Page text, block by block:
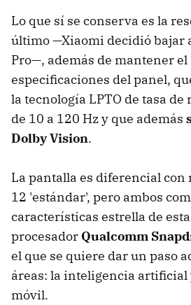
Lo que sí se conserva es la
último —Xiaomi decidió bajar
Pro—, además de mantener el
especificaciones del panel,
la tecnología LPTO de tasa
de 10 a 120 Hz y que además
Dolby Vision.
La pantalla es diferencial con
12 'estándar', pero ambos
características estrella de
procesador Qualcomm
el que se quiere dar un paso
áreas: la inteligencia artificial
móvil.